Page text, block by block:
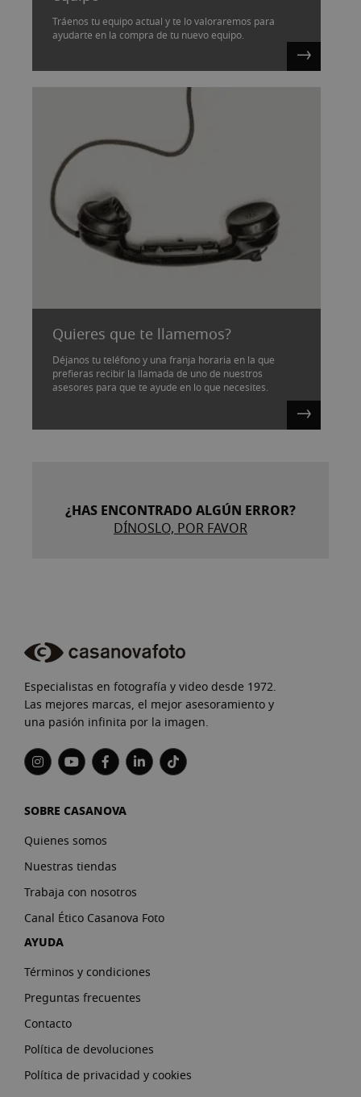
Tráenos tu equipo actual y te lo valoraremos para
ayudarte en la compra de tu nuevo equipo.
Quieres que te llamemos?
Déjanos tu teléfono y una franja horaria en la que
prefieras recibir la llamada de uno de nuestros
asesores para que te ayude en lo que necesites.
¿HAS ENCONTRADO ALGÚN ERROR?
DÍNOSLO, POR FAVOR
Especialistas en fotografía y video desde 1972.
Las mejores marcas, el mejor asesoramiento y
una pasión infinita por la imagen.
SOBRE CASANOVA
Quienes somos
Nuestras tiendas
Trabaja con nosotros
Canal Ético Casanova Foto
AYUDA
Términos y condiciones
Preguntas frecuentes
Contacto
Política de devoluciones
Política de privacidad y cookies